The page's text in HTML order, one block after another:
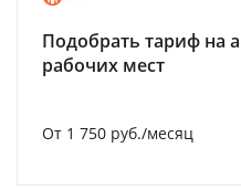
Подобрать тариф на
рабочих мест
От 1 750 руб./месяц